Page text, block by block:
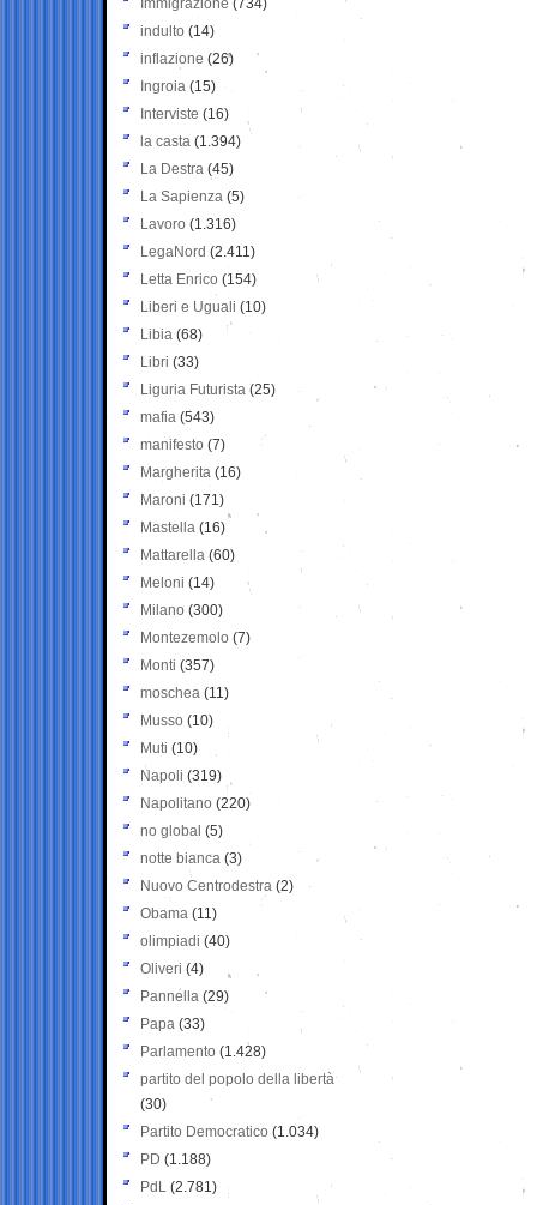
Immigrazione (734)
indulto (14)
inflazione (26)
Ingroia (15)
Interviste (16)
la casta (1.394)
La Destra (45)
La Sapienza (5)
Lavoro (1.316)
LegaNord (2.411)
Letta Enrico (154)
Liberi e Uguali (10)
Libia (68)
Libri (33)
Liguria Futurista (25)
mafia (543)
manifesto (7)
Margherita (16)
Maroni (171)
Mastella (16)
Mattarella (60)
Meloni (14)
Milano (300)
Montezemolo (7)
Monti (357)
moschea (11)
Musso (10)
Muti (10)
Napoli (319)
Napolitano (220)
no global (5)
notte bianca (3)
Nuovo Centrodestra (2)
Obama (11)
olimpiadi (40)
Oliveri (4)
Pannella (29)
Papa (33)
Parlamento (1.428)
partito del popolo della libertà
(30)
Partito Democratico (1.034)
PD (1.188)
PdL (2.781)